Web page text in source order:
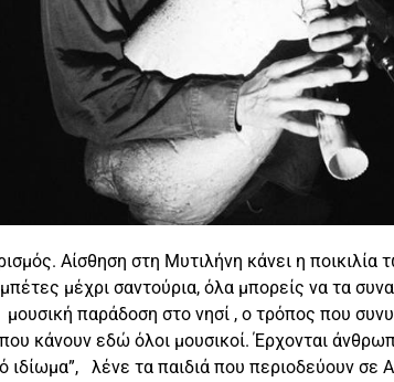
Αίσθηση στη Μυτιλήνη κάνει η ποικιλία
μέχρι σαντούρια, όλα μπορείς να τα
μουσική παράδοση στο νησί , ο τρόπος που
κάνουν εδώ όλοι μουσικοί. Έρχονται
ιδίωμα”, λένε τα παιδιά που περιοδεύουν σε